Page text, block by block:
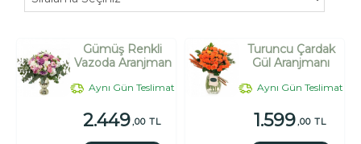
Gümüş Renkli
Vazoda Aranjman
Aynı Gün Teslimat
2.449,00 TL
Turuncu Çardak
Gül Aranjmanı
Aynı Gün Teslimat
1.599,00 TL